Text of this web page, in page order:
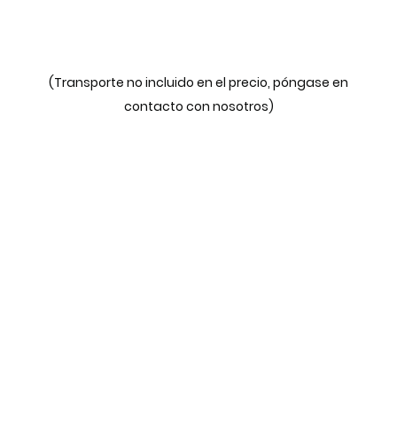
(Transporte no incluido en el precio, póngase en
contacto con nosotros)